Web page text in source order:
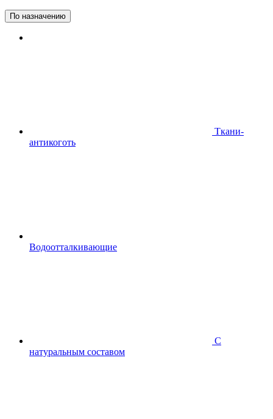
По назначению
Ткани-
антикоготь
Водоотталкивающие
С
натуральным составом